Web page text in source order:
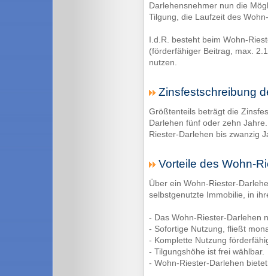
Darlehensnehmer nun die
Tilgung, die Laufzeit des
I.d.R. besteht beim Wohn-
(förderfähiger Beitrag, max.
nutzen.
Zinsfestschreibung
Größtenteils beträgt die
Darlehen fünf oder zehn
Riester-Darlehen bis zwanzig
Vorteile des Wohn-
Über ein Wohn-Riester-
selbstgenutzte Immobilie, in
- Das Wohn-Riester-Darlehen
- Sofortige Nutzung, fließt
- Komplette Nutzung
- Tilgungshöhe ist frei wählbar.
- Wohn-Riester-Darlehen